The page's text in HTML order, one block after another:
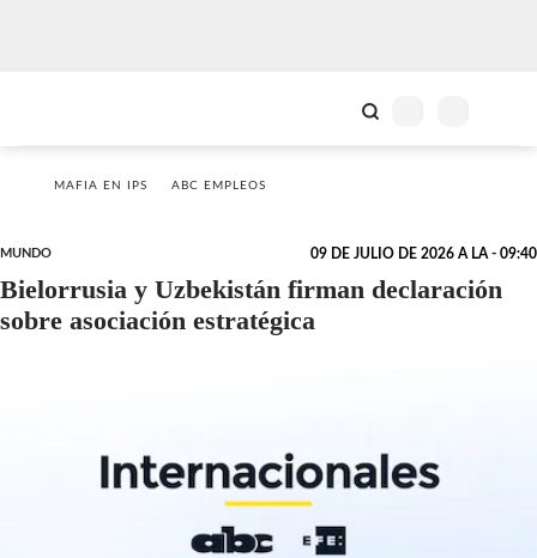
MAFIA EN IPS ABC EMPLEOS
MUNDO 09 DE JULIO DE 2026 A LA - 09:40
Bielorrusia y Uzbekistán firman declaración
sobre asociación estratégica